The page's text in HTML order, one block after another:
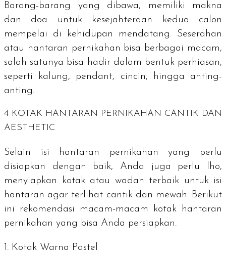
Barang-barang yang dibawa, memiliki makna
dan doa untuk kesejahteraan kedua calon
mempelai di kehidupan mendatang. Seserahan
atau hantaran pernikahan bisa berbagai macam,
salah satunya bisa hadir dalam bentuk perhiasan,
seperti kalung, pendant, cincin, hingga anting-
anting.
4 KOTAK HANTARAN PERNIKAHAN CANTIK DAN
AESTHETIC
Selain isi hantaran pernikahan yang perlu
disiapkan dengan baik, Anda juga perlu lho,
menyiapkan kotak atau wadah terbaik untuk isi
hantaran agar terlihat cantik dan mewah. Berikut
ini rekomendasi macam-macam kotak hantaran
pernikahan yang bisa Anda persiapkan.
1. Kotak Warna Pastel